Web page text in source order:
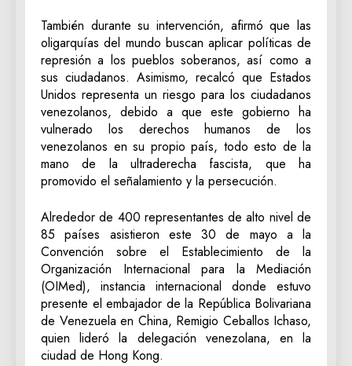
También durante su intervención, afirmó que las
oligarquías del mundo buscan aplicar políticas de
represión a los pueblos soberanos, así como a
sus ciudadanos. Asimismo, recalcó que Estados
Unidos representa un riesgo para los ciudadanos
venezolanos, debido a que este gobierno ha
vulnerado los derechos humanos de los
venezolanos en su propio país, todo esto de la
mano de la ultraderecha fascista, que ha
promovido el señalamiento y la persecución.
Alrededor de 400 representantes de alto nivel de
85 países asistieron este 30 de mayo a la
Convención sobre el Establecimiento de la
Organización Internacional para la Mediación
(OIMed), instancia internacional donde estuvo
presente el embajador de la República Bolivariana
de Venezuela en China, Remigio Ceballos Ichaso,
quien lideró la delegación venezolana, en la
ciudad de Hong Kong.